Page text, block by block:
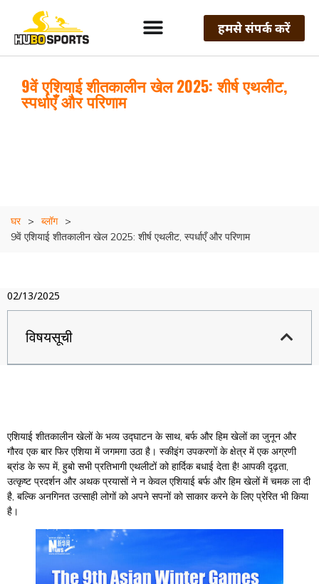
हमसे संपर्क करें
9वें एशियाई शीतकालीन खेल 2025: शीर्ष एथलीट,
स्पर्धाएँ और परिणाम
घर > ब्लॉग
>
9वें एशियाई शीतकालीन खेल 2025: शीर्ष एथलीट, स्पर्धाएँ और परिणाम
02/13/2025
विषयसूची
एशियाई शीतकालीन खेलों के भव्य उद्घाटन के साथ, बर्फ और हिम खेलों का जुनून और
गौरव एक बार फिर एशिया में जगमगा उठा है। स्कीइंग उपकरणों के क्षेत्र में एक अग्रणी
ब्रांड के रूप में, हुबो सभी प्रतिभागी एथलीटों को हार्दिक बधाई देता है! आपकी दृढ़ता,
उत्कृष्ट प्रदर्शन और अथक प्रयासों ने न केवल एशियाई बर्फ और हिम खेलों में चमक ला दी
है, बल्कि अनगिनत उत्साही लोगों को अपने सपनों को साकार करने के लिए प्रेरित भी किया
है।